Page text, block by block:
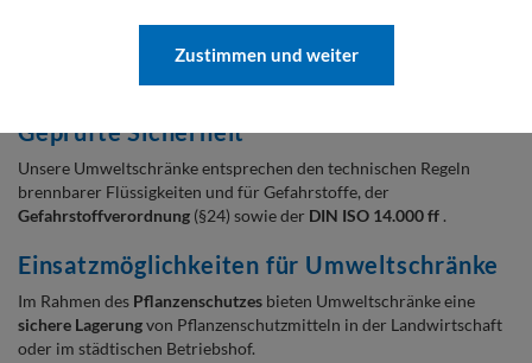
Wichtig: Die Umweltschränke sind nicht zur Lagerung von
brennbaren Stoffen in Arbeitsräumen geeignet!
Geprüfte Sicherheit
Unsere Umweltschränke entsprechen den technischen Regeln
brennbarer Flüssigkeiten und für Gefahrstoffe, der
Gefahrstoffverordnung (§24) sowie der DIN ISO 14.000 ff .
Einsatzmöglichkeiten für Umweltschränke
Im Rahmen des Pflanzenschutzes bieten Umweltschränke eine
sichere Lagerungvon Pflanzenschutzmitteln in der Landwirtschaft
oder im städtischen Betriebshof.
Zustimmen und weiter